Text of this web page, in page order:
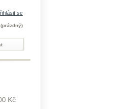
se
(prázdný)
Kč